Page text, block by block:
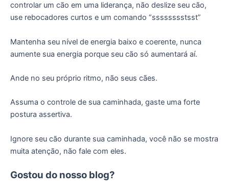
controlar um cão em uma liderança, não deslize seu cão,
use rebocadores curtos e um comando “sssssssstsst”
Mantenha seu nível de energia baixo e coerente, nunca
aumente sua energia porque seu cão só aumentará aí.
Ande no seu próprio ritmo, não seus cães.
Assuma o controle de sua caminhada, gaste uma forte
postura assertiva.
Ignore seu cão durante sua caminhada, você não se mostra
muita atenção, não fale com eles.
Gostou do nosso blog?